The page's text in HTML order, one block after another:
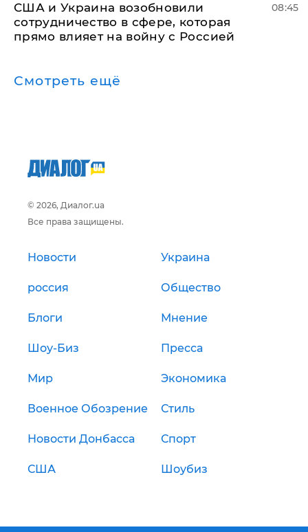
США и Украина возобновили
сотрудничество в сфере, которая
прямо влияет на войну с Россией
08:45
Смотреть ещё
© 2026, Диалог.ua
Все права защищены.
Новости Украина
россия Общество
Блоги Мнение
Шоу-Биз Пресса
Мир Экономика
Военное Обозрение Стиль
Новости Донбасса Спорт
США Шоубиз